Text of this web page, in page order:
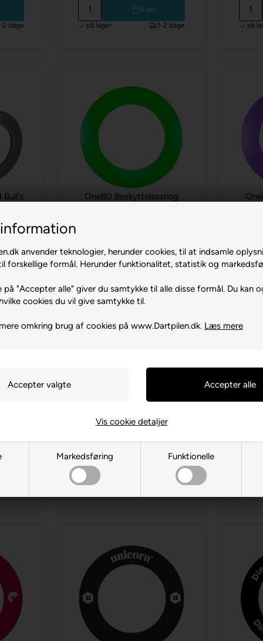
anvender teknologier, herunder cookies, til at indsamle
forskellige formål. Herunder funktionalitet, statistik og
på "Accepter alle" giver du samtykke til alle disse formål. Du kan
cookies du vil give samtykke til.
omkring brug af cookies på www.Dartpilen.dk. Læs mere
Markedsføring Funktionelle
Vis cookie detaljer
2 dage
Køb
på lager 1-2 dage på
Bull's
2 dage
One80 Beskyttelsesring
på lager 1-2 dage på
München
449,00 DKK
på lager 1-2 dage